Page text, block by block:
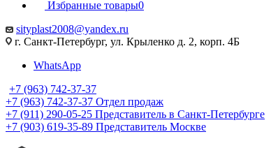
Избранные товары0
sityplast2008@yandex.ru
г. Санкт-Петербург, ул. Крыленко д. 2, корп. 4Б
WhatsApp
+7 (963) 742-37-37
+7 (963) 742-37-37 Отдел продаж
+7 (911) 290-05-25 Представитель в Санкт-Петербурге
+7 (903) 619-35-89 Представитель Москве